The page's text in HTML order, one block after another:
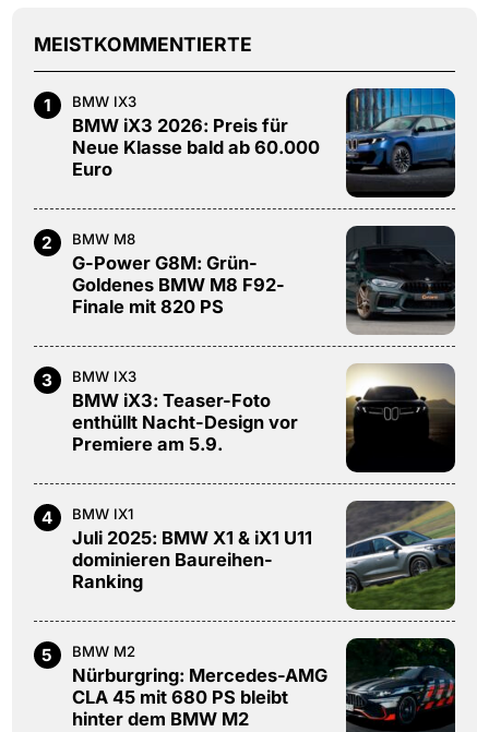
MEISTKOMMENTIERTE
1 BMW IX3
BMW iX3 2026: Preis für
Neue Klasse bald ab 60.000
Euro
2 BMW M8
G-Power G8M: Grün-
Goldenes BMW M8 F92-
Finale mit 820 PS
3 BMW IX3
BMW iX3: Teaser-Foto
enthüllt Nacht-Design vor
Premiere am 5.9.
4 BMW IX1
Juli 2025: BMW X1 & iX1 U11
dominieren Baureihen-
Ranking
5 BMW M2
Nürburgring: Mercedes-AMG
CLA 45 mit 680 PS bleibt
hinter dem BMW M2